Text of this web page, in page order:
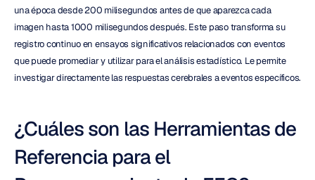
una época desde 200 milisegundos antes de que aparezca cada
imagen hasta 1000 milisegundos después. Este paso transforma su
registro continuo en ensayos significativos relacionados con eventos
que puede promediar y utilizar para el análisis estadístico. Le permite
investigar directamente las respuestas cerebrales a eventos específicos.
¿Cuáles son las Herramientas de
Referencia para el